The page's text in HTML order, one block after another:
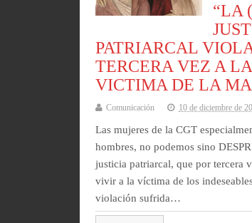
“LA
PATRIARCAL
TERCERA VEZ A
VICTIMA DE LA
Comunicación 10 de diciembre de
Las mujeres de la CGT
hombres, no podemos sino
justicia patriarcal, que por tercera
vivir a la víctima de los
violación sufrida…